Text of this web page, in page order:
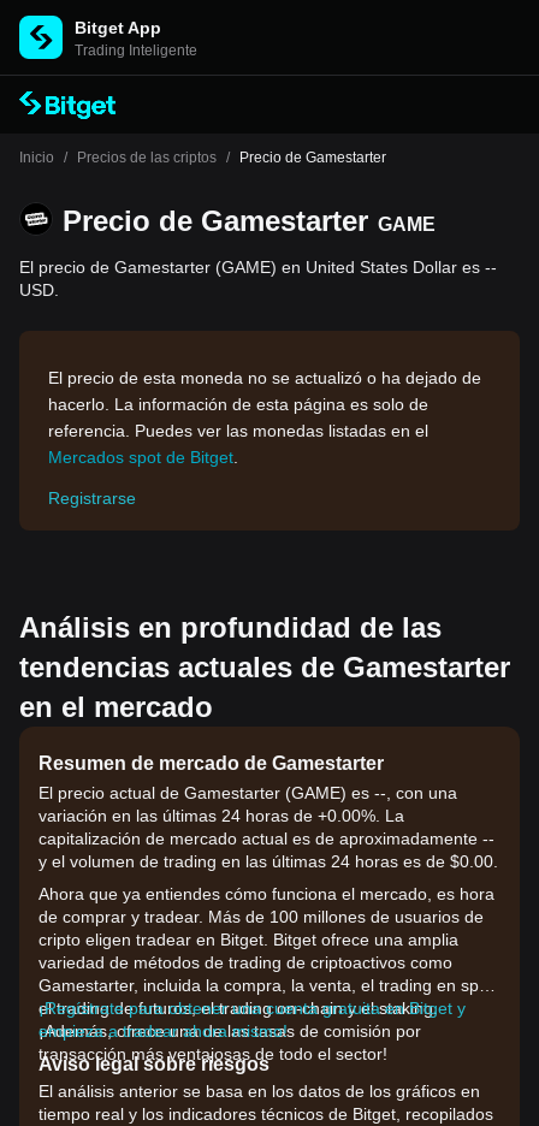
Bitget App
Trading Inteligente
Inicio / Precios de las criptos / Precio de Gamestarter
Precio de Gamestarter GAME
El precio de Gamestarter (GAME) en United States Dollar es --
USD.
El precio de esta moneda no se actualizó o ha dejado de
hacerlo. La información de esta página es solo de
referencia. Puedes ver las monedas listadas en el
Mercados spot de Bitget
Registrarse
Análisis en profundidad de las
tendencias actuales de Gamestarter
en el mercado
Resumen de mercado de Gamestarter
El precio actual de Gamestarter (GAME) es --, con una
variación en las últimas 24 horas de +0.00%. La
capitalización de mercado actual es de aproximadamente --
y el volumen de trading en las últimas 24 horas es de $0.00.
Ahora que ya entiendes cómo funciona el mercado, es hora
de comprar y tradear. Más de 100 millones de usuarios de
cripto eligen tradear en Bitget. Bitget ofrece una amplia
variedad de métodos de trading de criptoactivos como
Gamestarter, incluida la compra, la venta, el trading en spot,
el trading de futuros, el trading on-chain y el staking.
¡Además, ofrece una de las tasas de comisión por
transacción más ventajosas de todo el sector!
¡Regístrate para obtener una cuenta gratuita en Bitget y
empieza a tradear ahora mismo!
Aviso legal sobre riesgos
El análisis anterior se basa en los datos de los gráficos en
tiempo real y los indicadores técnicos de Bitget, recopilados